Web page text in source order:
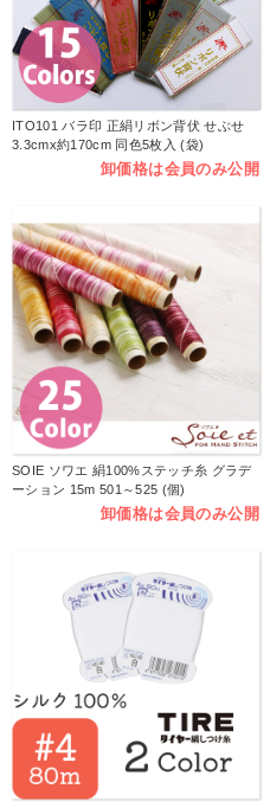
ITO101 バラ印 正絹リボン背伏 せぶせ
3.3cmx約170cm 同色5枚入 (袋)
卸価格は会員のみ公開
SOIE ソワエ 絹100%ステッチ糸 グラデ
ーション 15m 501～525 (個)
卸価格は会員のみ公開